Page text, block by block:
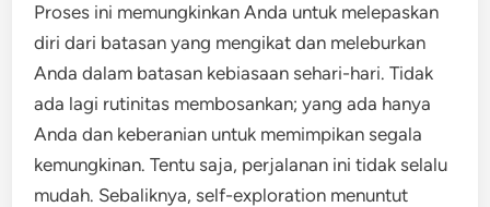
Proses ini memungkinkan Anda untuk melepaskan
diri dari batasan yang mengikat dan meleburkan
Anda dalam batasan kebiasaan sehari-hari. Tidak
ada lagi rutinitas membosankan; yang ada hanya
Anda dan keberanian untuk memimpikan segala
kemungkinan. Tentu saja, perjalanan ini tidak selalu
mudah. Sebaliknya, self-exploration menuntut